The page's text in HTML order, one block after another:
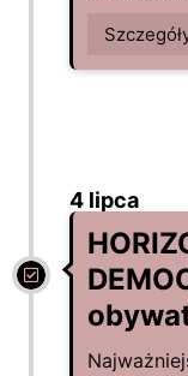
4 lipca